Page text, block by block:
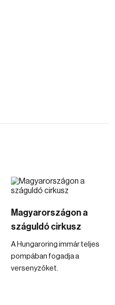
Magyarországon a
száguldó cirkusz
A Hungaroring immár teljes
pompában fogadja a
versenyzőket.